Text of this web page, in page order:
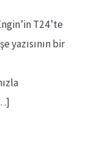
T24’te
yazısının bir